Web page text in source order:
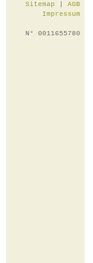
Sitemap
AGB
Impressum
N° 0011655780